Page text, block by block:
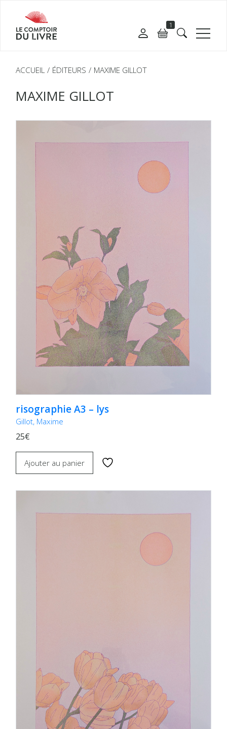
1
ACCUEIL ÉDITEURS MAXIME GILLOT
MAXIME GILLOT
risographie A3 – lys
Gillot, Maxime
25€
Ajouter au panier